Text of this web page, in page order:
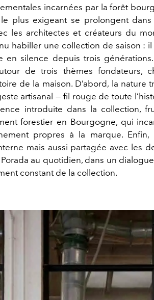
incarnées par la forêt
le plus exigeant se prolongent
les architectes et créateurs du
habiller une collection de saison :
en silence depuis trois
de trois thèmes fondateurs,
de la maison. D’abord, la nature
artisanal — fil rouge de toute
introduite dans la collection,
forestier en Bourgogne, qui
propres à la marque.
mais aussi partagée avec les
au quotidien, dans un
constant de la collection.